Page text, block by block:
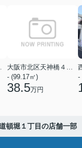
丁目
大阪市北区天神橋４丁目
- (99.17㎡)
38.5万円
-
頓堀１丁目の店舗一部